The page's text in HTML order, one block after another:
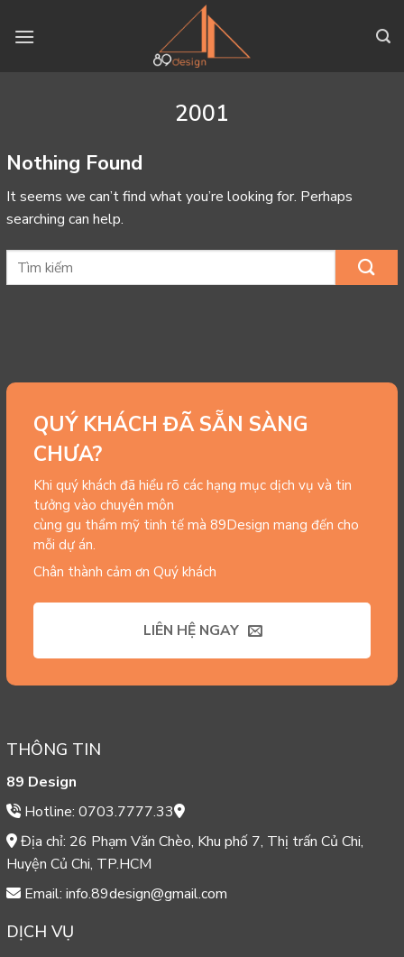
2001
Nothing Found
It seems we can’t find what you’re looking for. Perhaps
searching can help.
QUÝ KHÁCH ĐÃ SẴN SÀNG
CHƯA?
Khi quý khách đã hiểu rõ các hạng mục dịch vụ và tin
tưởng vào chuyên môn
cùng gu thẩm mỹ tinh tế mà 89Design mang đến cho
mỗi dự án.
Chân thành cảm ơn Quý khách
LIÊN HỆ NGAY
THÔNG TIN
89 Design
Hotline: 0703.7777.33
Địa chỉ: 26 Phạm Văn Chèo, Khu phố 7, Thị trấn Củ Chi,
Huyện Củ Chi, TP.HCM
Email: info.89design@gmail.com
DỊCH VỤ